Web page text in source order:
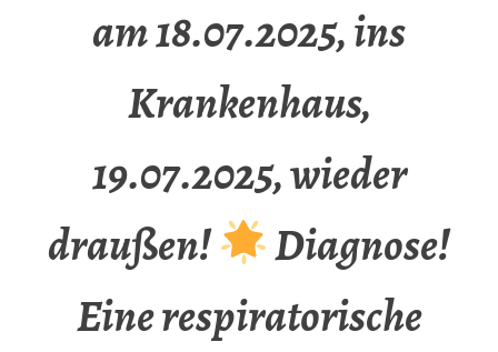
am 18.07.2025, ins
Krankenhaus,
19.07.2025, wieder
draußen!
Diagnose!
Eine respiratorische